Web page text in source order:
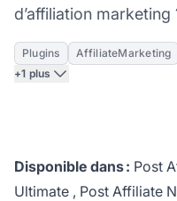
d’affiliation marketing
Plugins AffiliateMarketing
+1 plus
Disponible dans : Post
Ultimate , Post Affiliate